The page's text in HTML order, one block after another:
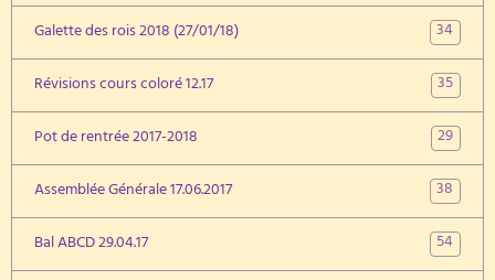
Galette des rois 2018 (27/01/18)
34
Révisions cours coloré 12.17
35
Pot de rentrée 2017-2018
29
Assemblée Générale 17.06.2017
38
Bal ABCD 29.04.17
54